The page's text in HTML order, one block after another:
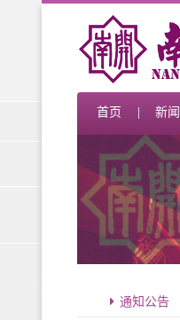
首页 新闻
通知公告